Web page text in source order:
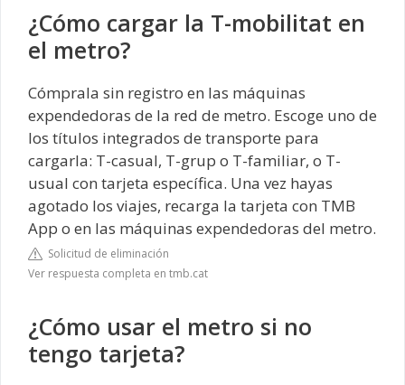
¿Cómo cargar la T-mobilitat en
el metro?
Cómprala sin registro en las máquinas
expendedoras de la red de metro. Escoge uno de
los títulos integrados de transporte para
cargarla: T-casual, T-grup o T-familiar, o T-
usual con tarjeta específica. Una vez hayas
agotado los viajes, recarga la tarjeta con TMB
App o en las máquinas expendedoras del metro.
Solicitud de eliminación
Ver respuesta completa en tmb.cat
¿Cómo usar el metro si no
tengo tarjeta?